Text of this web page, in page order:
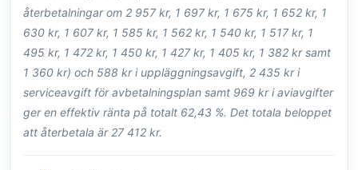
återbetalningar om 2 957 kr, 1 697 kr, 1 675 kr, 1 652 kr, 1
630 kr, 1 607 kr, 1 585 kr, 1 562 kr, 1 540 kr, 1 517 kr, 1
495 kr, 1 472 kr, 1 450 kr, 1 427 kr, 1 405 kr, 1 382 kr samt
1 360 kr) och 588 kr i uppläggningsavgift, 2 435 kr i
serviceavgift för avbetalningsplan samt 969 kr i aviavgifter
ger en effektiv ränta på totalt 62,43 %. Det totala beloppet
att återbetala är 27 412 kr.